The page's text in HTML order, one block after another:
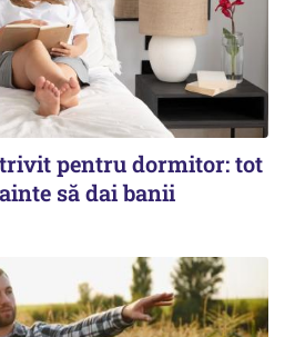
pentru dormitor: tot
să dai banii